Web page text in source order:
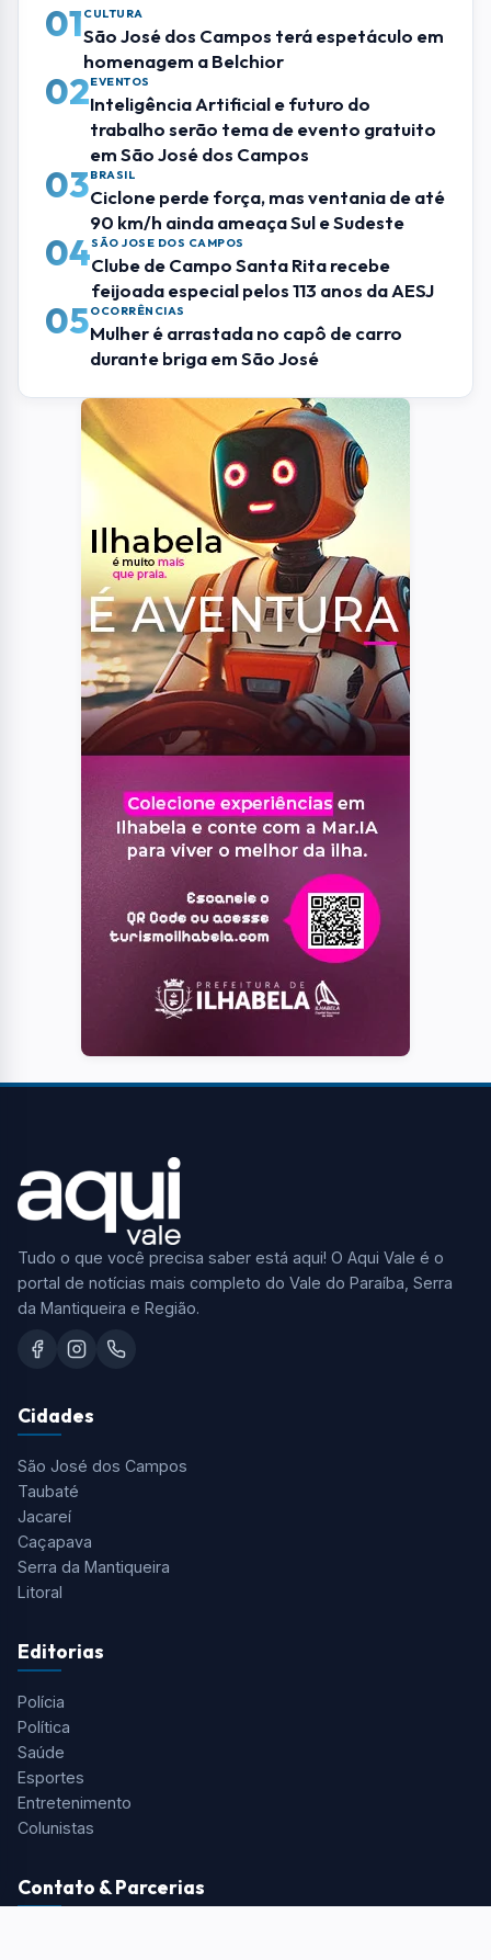
01 CULTURA
São José dos Campos terá espetáculo em
homenagem a Belchior
02EVENTOS
Inteligência Artificial e futuro do
trabalho serão tema de evento gratuito
em São José dos Campos
03BRASIL
Ciclone perde força, mas ventania de até
90 km/h ainda ameaça Sul e Sudeste
04SÃO JOSE DOS CAMPOS
Clube de Campo Santa Rita recebe
feijoada especial pelos 113 anos da AESJ
05OCORRÊNCIAS
Mulher é arrastada no capô de carro
durante briga em São José
Tudo o que você precisa saber está aqui! O Aqui Vale é o
portal de notícias mais completo do Vale do Paraíba, Serra
da Mantiqueira e Região.
Cidades
São José dos Campos
Taubaté
Jacareí
Caçapava
Serra da Mantiqueira
Litoral
Editorias
Polícia
Política
Saúde
Esportes
Entretenimento
Colunistas
Contato & Parcerias